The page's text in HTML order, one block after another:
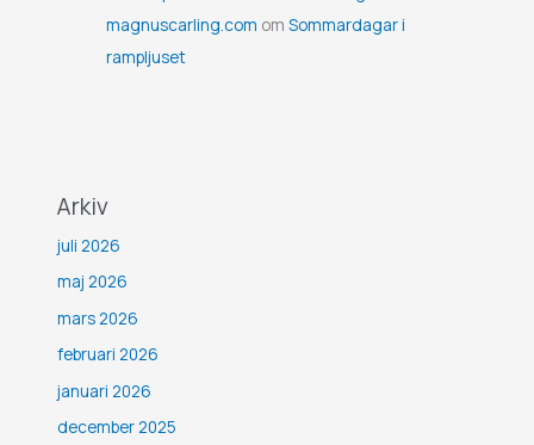
magnuscarling.com omSommardagar i
rampljuset
Arkiv
juli 2026
maj 2026
mars 2026
februari 2026
januari 2026
december 2025